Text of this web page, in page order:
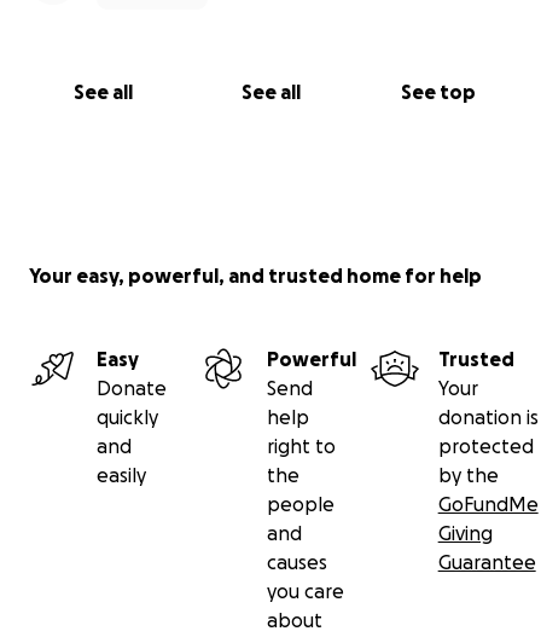
See all See all See top
Your easy, powerful, and trusted home for help
Easy
Donate
quickly
and
easily
Powerful
Send
help
right to
the
people
and
causes
you care
about
Trusted
Your
donation is
protected
by the
GoFundMe
Giving
Guarantee